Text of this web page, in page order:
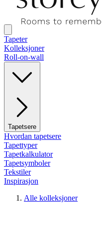
Tapeter
Kolleksjoner
Roll-on-wall
Tapetsere
Hvordan tapetsere
Tapettyper
Tapetkalkulator
Tapetsymboler
Tekstiler
Inspirasjon
Alle kolleksjoner